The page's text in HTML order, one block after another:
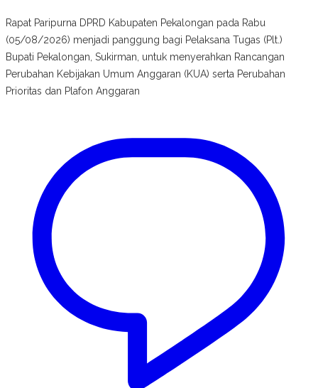
Rapat Paripurna DPRD Kabupaten Pekalongan pada Rabu
(05/08/2026) menjadi panggung bagi Pelaksana Tugas (Plt.)
Bupati Pekalongan, Sukirman, untuk menyerahkan Rancangan
Perubahan Kebijakan Umum Anggaran (KUA) serta Perubahan
Prioritas dan Plafon Anggaran